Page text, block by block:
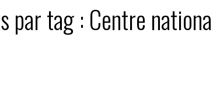
par tag : Centre